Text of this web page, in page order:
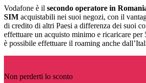
Vodafone è il secondo operatore in
SIM acquistabili nei suoi negozi, con il
di credito di altri Paesi a differenza dei suoi
effettuare un acquisto minimo e ricaricare
è possibile effettuare il roaming anche
Non perderti lo sconto